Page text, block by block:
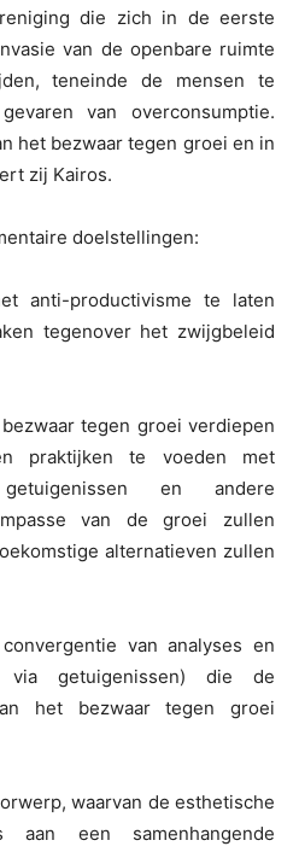
die zich in de eerste
van de openbare ruimte
teneinde de mensen te
van overconsumptie.
het bezwaar tegen groei en in
zij Kairos.
doelstellingen:
anti-productivisme te laten
tegenover het zwijgbeleid
tegen groei verdiepen
praktijken te voeden met
en andere
van de groei zullen
alternatieven zullen
van analyses en
via getuigenissen) die de
het bezwaar tegen groei
waarvan de esthetische
aan een samenhangende